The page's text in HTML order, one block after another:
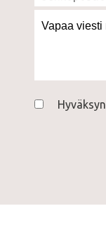
Hyväksyn